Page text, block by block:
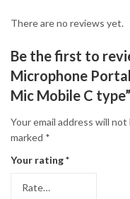
There are no reviews yet.
Be the first to
Microphone
Mic Mobile C type”
Your email address will
marked *
Your rating*